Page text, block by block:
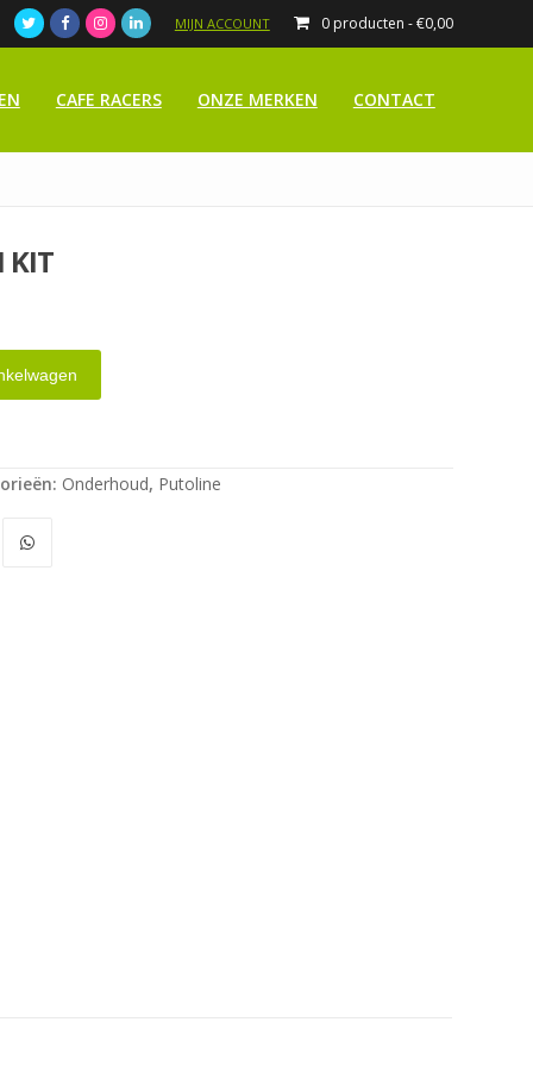
0 producten -€0,00
MIJN ACCOUNT
CAFE RACERS ONZE MERKEN CONTACT
KIT
Onderhoud, Putoline